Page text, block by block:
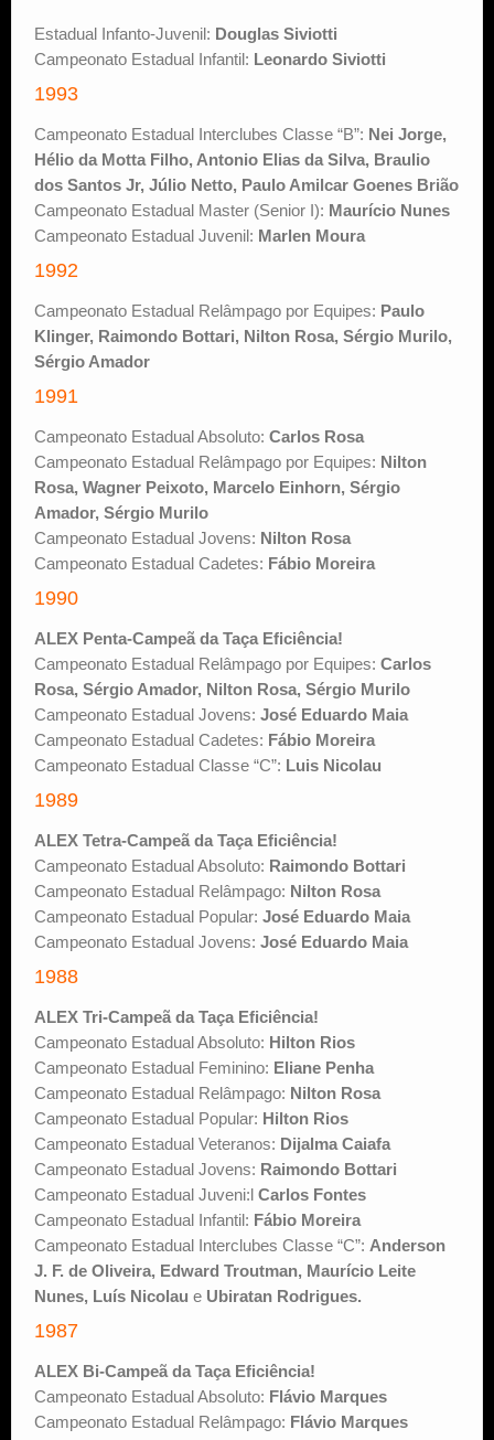
Estadual Infanto-Juvenil: Douglas Siviotti
Campeonato Estadual Infantil: Leonardo Siviotti
1993
Campeonato Estadual Interclubes Classe “B”: Nei Jorge,
Hélio da Motta Filho, Antonio Elias da Silva, Braulio
dos Santos Jr, Júlio Netto, Paulo Amilcar Goenes Brião
Campeonato Estadual Master (Senior I): Maurício Nunes
Campeonato Estadual Juvenil: Marlen Moura
1992
Campeonato Estadual Relâmpago por Equipes: Paulo
Klinger, Raimondo Bottari, Nilton Rosa, Sérgio Murilo,
Sérgio Amador
1991
Campeonato Estadual Absoluto: Carlos Rosa
Campeonato Estadual Relâmpago por Equipes: Nilton
Rosa, Wagner Peixoto, Marcelo Einhorn, Sérgio
Amador, Sérgio Murilo
Campeonato Estadual Jovens: Nilton Rosa
Campeonato Estadual Cadetes: Fábio Moreira
1990
ALEX Penta-Campeã da Taça Eficiência!
Campeonato Estadual Relâmpago por Equipes: Carlos
Rosa, Sérgio Amador, Nilton Rosa, Sérgio Murilo
Campeonato Estadual Jovens: José Eduardo Maia
Campeonato Estadual Cadetes: Fábio Moreira
Campeonato Estadual Classe “C”: Luis Nicolau
1989
ALEX Tetra-Campeã da Taça Eficiência!
Campeonato Estadual Absoluto: Raimondo Bottari
Campeonato Estadual Relâmpago: Nilton Rosa
Campeonato Estadual Popular: José Eduardo Maia
Campeonato Estadual Jovens: José Eduardo Maia
1988
ALEX Tri-Campeã da Taça Eficiência!
Campeonato Estadual Absoluto: Hilton Rios
Campeonato Estadual Feminino: Eliane Penha
Campeonato Estadual Relâmpago: Nilton Rosa
Campeonato Estadual Popular: Hilton Rios
Campeonato Estadual Veteranos: Dijalma Caiafa
Campeonato Estadual Jovens: Raimondo Bottari
Campeonato Estadual Juveni:l Carlos Fontes
Campeonato Estadual Infantil: Fábio Moreira
Campeonato Estadual Interclubes Classe “C”: Anderson
J. F. de Oliveira, Edward Troutman, Maurício Leite
Nunes, Luís Nicolau e Ubiratan Rodrigues.
1987
ALEX Bi-Campeã da Taça Eficiência!
Campeonato Estadual Absoluto: Flávio Marques
Campeonato Estadual Relâmpago: Flávio Marques